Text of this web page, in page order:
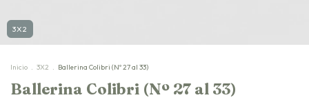
3X2
Inicio 3X2 Ballerina Colibri (Nº 27 al 33)
Ballerina Colibri (Nº 27 al 33)